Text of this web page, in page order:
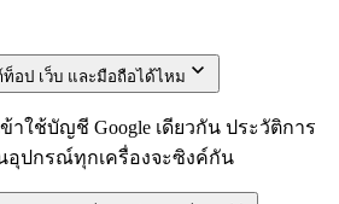
อป เว็บ และมือถือได้ไหม
ใช้บัญชี Google เดียวกัน ประวัติการ
อุปกรณ์ทุกเครื่องจะซิงค์กัน